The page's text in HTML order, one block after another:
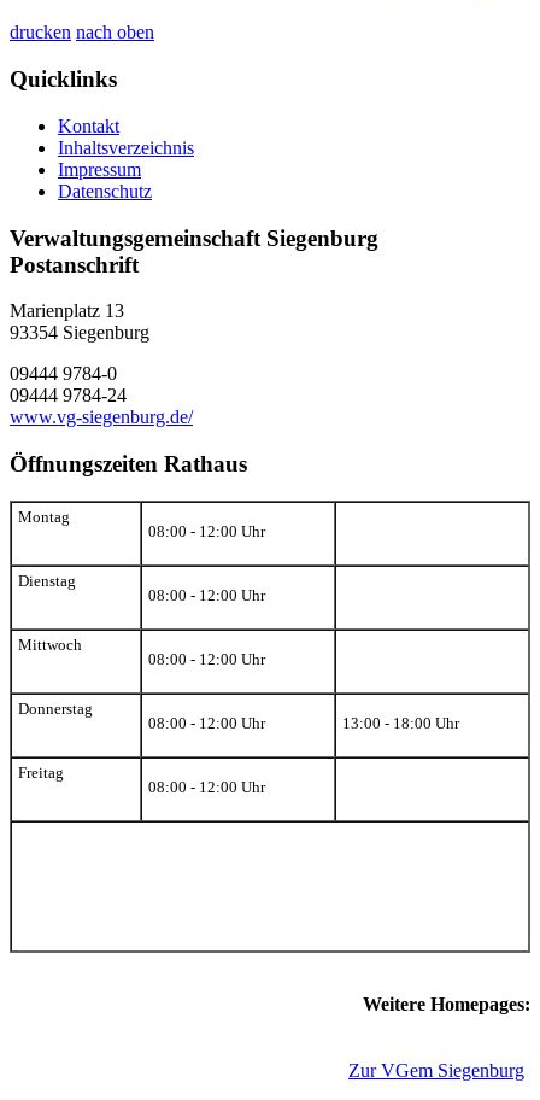
drucken nach oben
Quicklinks
Kontakt
Inhaltsverzeichnis
Impressum
Datenschutz
Verwaltungsgemeinschaft Siegenburg
Postanschrift
Marienplatz 13
93354 Siegenburg
09444 9784-0
09444 9784-24
www.vg-siegenburg.de/
Öffnungszeiten Rathaus
Montag
08:00 - 12:00 Uhr
Dienstag
08:00 - 12:00 Uhr
Mittwoch
08:00 - 12:00 Uhr
Donnerstag
08:00 - 12:00 Uhr
13:00 - 18:00 Uhr
Freitag
08:00 - 12:00 Uhr
Weitere Homepages:
Zur VGem Siegenburg